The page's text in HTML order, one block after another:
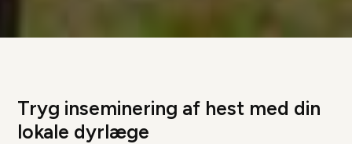
Tryg inseminering af hest med din
lokale dyrlæge